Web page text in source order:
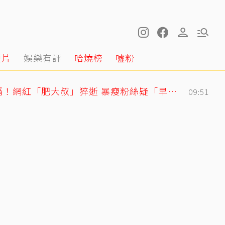
娛樂有評 哈燒榜 噓粉
離世前48小時還在直播！網紅「肥大叔」猝逝 暴瘦粉絲疑「早覺得不對」 09:51